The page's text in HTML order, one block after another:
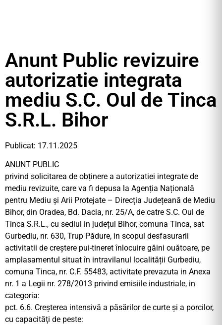
Anunt Public revizuire
autorizatie integrata
mediu S.C. Oul de Tinca
S.R.L. Bihor
Publicat: 17.11.2025
ANUNT PUBLIC
privind solicitarea de obținere a autorizatiei integrate de
mediu revizuite, care va fi depusa la Agenția Națională
pentru Mediu și Arii Protejate – Direcția Județeană de Mediu
Bihor, din Oradea, Bd. Dacia, nr. 25/A, de catre S.C. Oul de
Tinca S.R.L., cu sediul in județul Bihor, comuna Tinca, sat
Gurbediu, nr. 630, Trup Pădure, in scopul desfasurarii
activitatii de creștere pui-tineret înlocuire găini ouătoare, pe
amplasamentul situat în intravilanul localității Gurbediu,
comuna Tinca, nr. C.F. 55483, activitate prevazuta in Anexa
nr. 1 a Legii nr. 278/2013 privind emisiile industriale, in
categoria:
pct. 6.6. Creşterea intensivă a păsărilor de curte şi a porcilor,
cu capacităţi de peste: